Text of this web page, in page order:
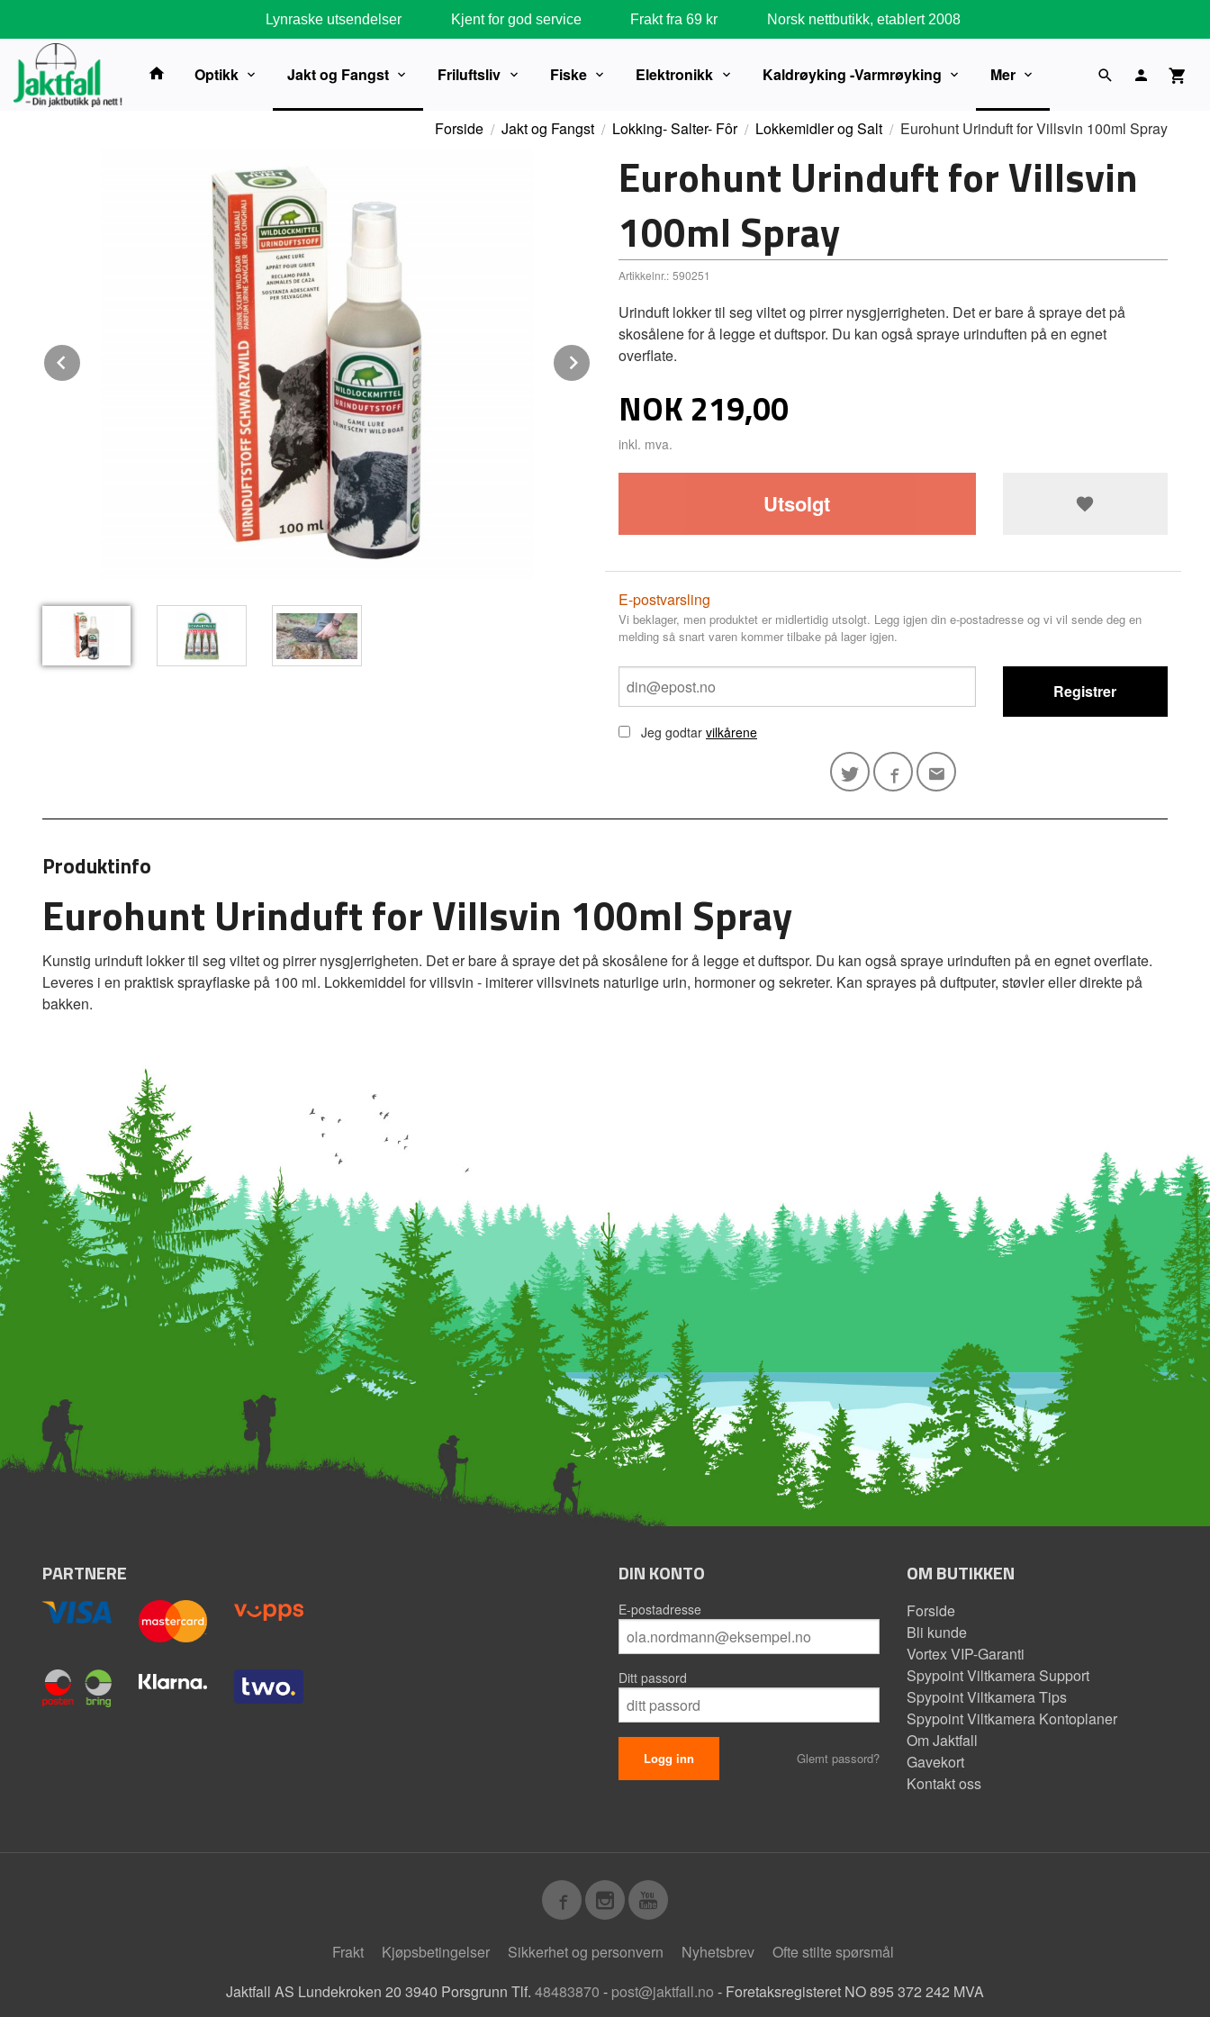
innholdet
Lynraske utsendelser Kjent for god service Frakt fra 69 kr Norsk nettbutikk, etablert 2008
Optikk Jakt og Fangst Friluftsliv Fiske Elektronikk Kaldrøyking -Varmrøyking Mer
Forside Jakt og Fangst Lokking- Salter- Fôr Lokkemidler og Salt Eurohunt Urinduft for Villsvin 100ml Spray
Next
Eurohunt Urinduft for Villsvin
100ml Spray
Artikkelnr.: 590251
Urinduft lokker til seg viltet og pirrer nysgjerrigheten. Det er bare å spraye det på
skosålene for å legge et duftspor. Du kan også spraye urinduften på en egnet
overflate.
Pris
NOK 219,00
inkl. mva.
Utsolgt
E-postvarsling
Vi beklager, men produktet er midlertidig utsolgt. Legg igjen din e-postadresse og vi vil sende deg en
melding så snart varen kommer tilbake på lager igjen.
Jeg godtar vilkårene
Registrer
Produktinfo
Eurohunt Urinduft for Villsvin 100ml Spray
Kunstig urinduft lokker til seg viltet og pirrer nysgjerrigheten. Det er bare å spraye det på skosålene for å legge et duftspor. Du kan også spraye urinduften på en egnet overflate.
Leveres i en praktisk sprayflaske på 100 ml. Lokkemiddel for villsvin - imiterer villsvinets naturlige urin, hormoner og sekreter. Kan sprayes på duftputer, støvler eller direkte på
bakken.
PARTNERE DIN KONTO
E-postadresse
Ditt passord
Glemt passord?
OM BUTIKKEN
Forside
Bli kunde
Vortex VIP-Garanti
Spypoint Viltkamera Support
Spypoint Viltkamera Tips
Spypoint Viltkamera Kontoplaner
Om Jaktfall
Gavekort
Kontakt oss
Frakt Kjøpsbetingelser Sikkerhet og personvern Nyhetsbrev
Ofte stilte spørsmål
Jaktfall AS Lundekroken 20 3940 Porsgrunn Tlf. 48483870 - post@jaktfall.no - Foretaksregisteret NO 895 372 242 MVA